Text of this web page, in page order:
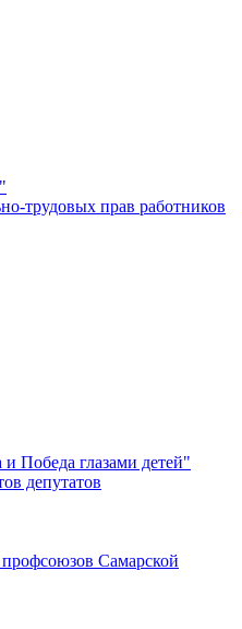
трудовых прав работников
Победа глазами детей"
депутатов
профсоюзов Самарской